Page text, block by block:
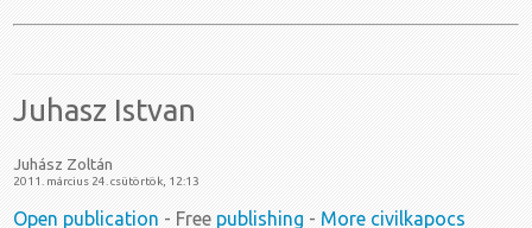
Juhasz Istvan
Juhász Zoltán
2011. március 24. csütörtök, 12:13
Open publication - Free publishing - More civilkapocs